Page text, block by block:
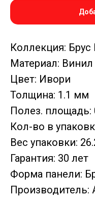
Коллекция:
Материал: Винил
Цвет: Ивори
Толщина: 1.1 мм
Полез. площадь:
Кол-во в
Вес упаковки:
Гарантия: 30 лет
Форма панели:
Производитель: